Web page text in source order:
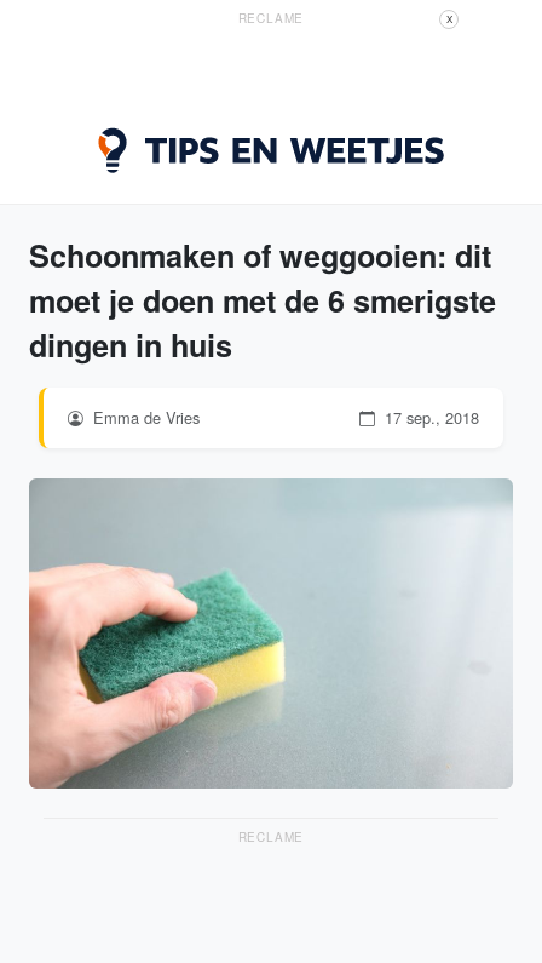
RECLAME X
Schoonmaken of weggooien: dit
moet je doen met de 6 smerigste
dingen in huis
Emma de Vries 17 sep., 2018
RECLAME